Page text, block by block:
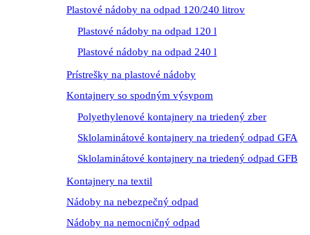
Plastové nádoby na odpad 120/240 litrov
Plastové nádoby na odpad 120 l
Plastové nádoby na odpad 240 l
Prístrešky na plastové nádoby
Kontajnery so spodným výsypom
Polyethylenové kontajnery na triedený zber
Sklolaminátové kontajnery na triedený odpad GFA
Sklolaminátové kontajnery na triedený odpad GFB
Kontajnery na textil
Nádoby na nebezpečný odpad
Nádoby na nemocničný odpad